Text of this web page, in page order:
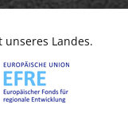
Landes.